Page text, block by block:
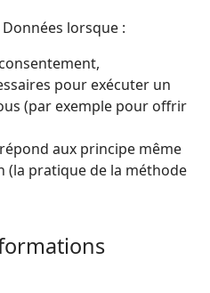
lorsque :
pour exécuter un
(par exemple pour offrir
aux principe même
(la pratique de la méthode